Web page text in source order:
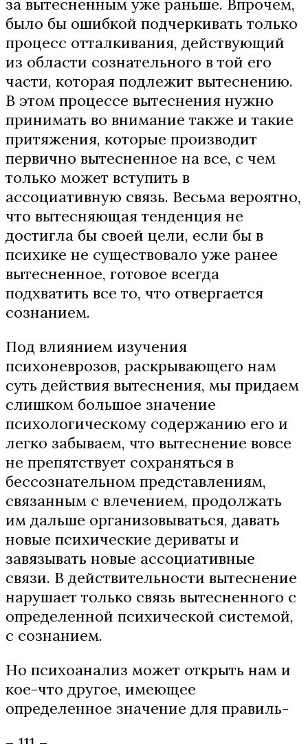
за вытесненным уже раньше. Впрочем,
было бы ошибкой подчеркивать только
процесс отталкивания, действующий
из области сознательного в той его
части, которая подлежит вытеснению.
В этом процессе вытеснения нужно
принимать во внимание также и такие
притяжения, которые производит
первично вытесненное на все, с чем
только может вступить в
ассоциативную связь. Весьма вероятно,
что вытесняющая тенденция не
достигла бы своей цели, если бы в
психике не существовало уже ранее
вытесненное, готовое всегда
подхватить все то, что отвергается
сознанием.
Под влиянием изучения
психоневрозов, раскрывающего нам
суть действия вытеснения, мы придаем
слишком большое значение
психологическому содержанию его и
легко забываем, что вытеснение вовсе
не препятствует сохраняться в
бессознательном представлениям,
связанным с влечением, продолжать
им дальше организовываться, давать
новые психические дериваты и
завязывать новые ассоциативные
связи. В действительности вытеснение
нарушает только связь вытесненного с
определенной психической системой,
с сознанием.
Но психоанализ может открыть нам и
кое-что другое, имеющее
определенное значение для правиль-